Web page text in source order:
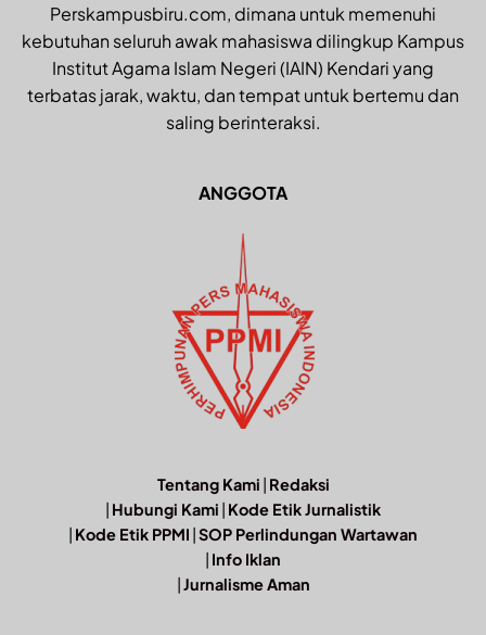
Perskampusbiru.com, dimana untuk memenuhi
kebutuhan seluruh awak mahasiswa dilingkup Kampus
Institut Agama Islam Negeri (IAIN) Kendari yang
terbatas jarak, waktu, dan tempat untuk bertemu dan
saling berinteraksi.
ANGGOTA
Tentang Kami | Redaksi
| Hubungi Kami | Kode Etik Jurnalistik
| Kode Etik PPMI |SOP Perlindungan Wartawan
| Info Iklan
| Jurnalisme Aman